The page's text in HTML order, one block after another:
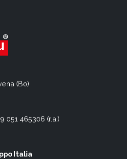
(Bo)
051 465306 (r.a.)
Italia